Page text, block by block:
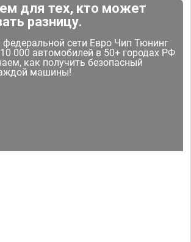
для тех, кто может
разницу.
сети Евро Чип Тюнинг
000 автомобилей в 50+ городах РФ
как получить безопасный
машины!